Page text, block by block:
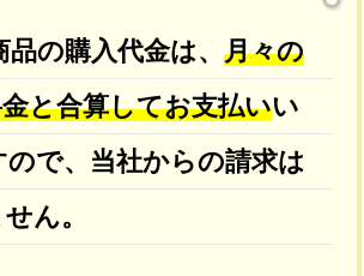
品の購入代金は、 月々の
と合算してお支払いい
で、当社からの請求は
ん。